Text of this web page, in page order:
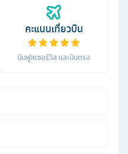
คะแนนเที่ยวบิน
บินฟูลเซอร์วิส และบินตรง